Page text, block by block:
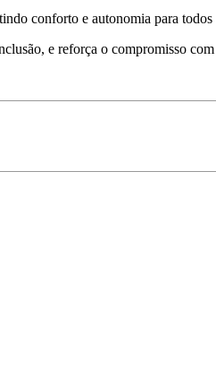
conforto e autonomia para todos
e reforça o compromisso